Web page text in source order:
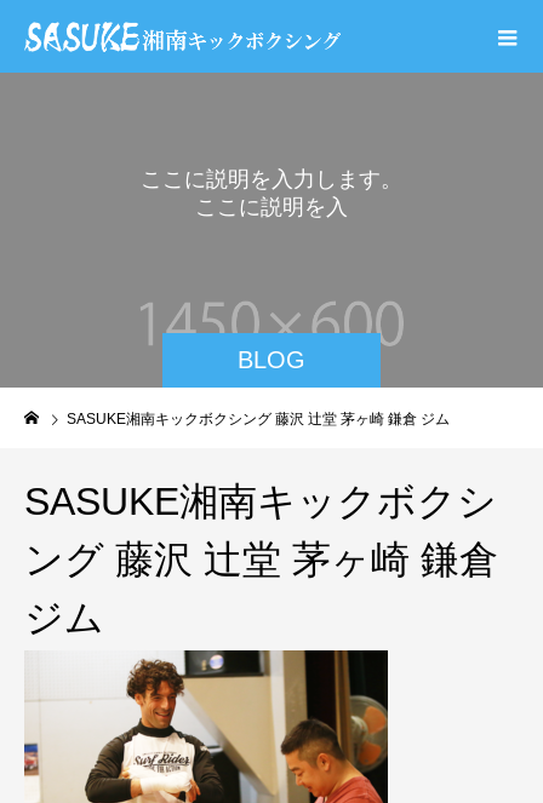
BLOG
こ こ に説明 を 入 力 し ま す。
こに説明を入力し
SASUKE湘南キックボクシング 藤沢 辻堂 茅ヶ崎 鎌倉 ジム
SASUKE湘南キックボクシ
ング 藤沢 辻堂 茅ヶ崎 鎌倉
ジム